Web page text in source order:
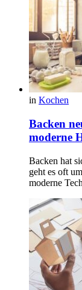
in Kochen
Backen
moderne
Backen hat
geht es oft
moderne